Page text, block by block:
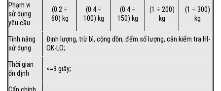
Phạm vi
sử dụng
yêu cầu
(0.2 ÷
60) kg
(0.4 ÷
100) kg
(0.4 ÷
150) kg
(1 ÷ 200)
kg
(1 ÷ 300)
kg
Tính năng
sử dụng
Định lượng, trừ bì, cộng dồn, đếm số lượng, cân kiểm tra HI-
OK-LO;
Thời gian
ổn định
<=3 giây;